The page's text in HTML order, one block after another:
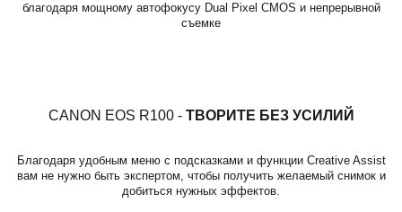
благодаря мощному автофокусу Dual Pixel CMOS и непрерывной
съемке
CANON EOS R100 - ТВОРИТЕ БЕЗ УСИЛИЙ
Благодаря удобным меню с подсказками и функции Creative Assist
вам не нужно быть экспертом, чтобы получить желаемый снимок и
добиться нужных эффектов.